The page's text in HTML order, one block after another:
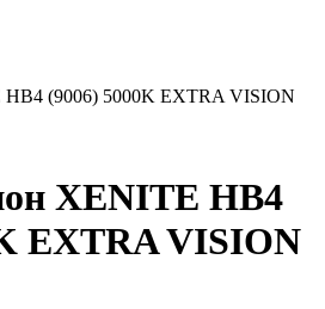
(9006) 5000K EXTRA VISION
XENITE HB4
EXTRA VISION